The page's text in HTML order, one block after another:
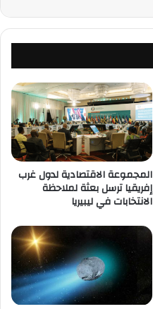
المجموعة الاقتصادية لدول غرب
إفريقيا ترسل بعثة لملاحظة
الانتخابات في ليبيريا